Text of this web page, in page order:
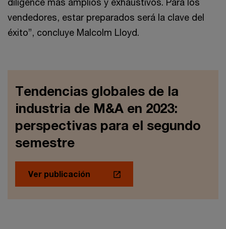
vendedores, estar preparados será la clave del
éxito”, concluye Malcolm Lloyd.
Tendencias globales de la
industria de M&A en 2023:
perspectivas para el segundo
semestre
Ver publicación